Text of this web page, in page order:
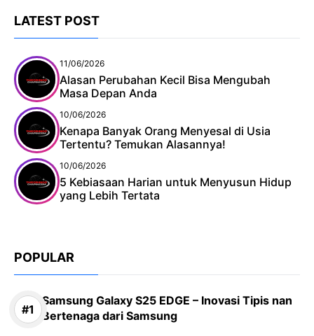
LATEST POST
11/06/2026
Alasan Perubahan Kecil Bisa Mengubah
Masa Depan Anda
10/06/2026
Kenapa Banyak Orang Menyesal di Usia
Tertentu? Temukan Alasannya!
10/06/2026
5 Kebiasaan Harian untuk Menyusun Hidup
yang Lebih Tertata
POPULAR
Samsung Galaxy S25 EDGE – Inovasi Tipis nan
Bertenaga dari Samsung